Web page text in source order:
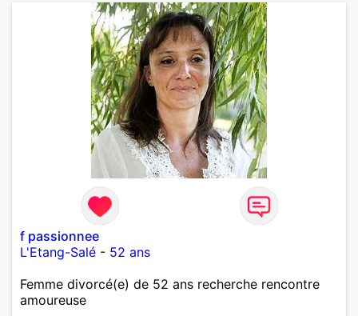
f passionnee
L'Etang-Salé - 52 ans
Femme divorcé(e) de 52 ans recherche rencontre
amoureuse